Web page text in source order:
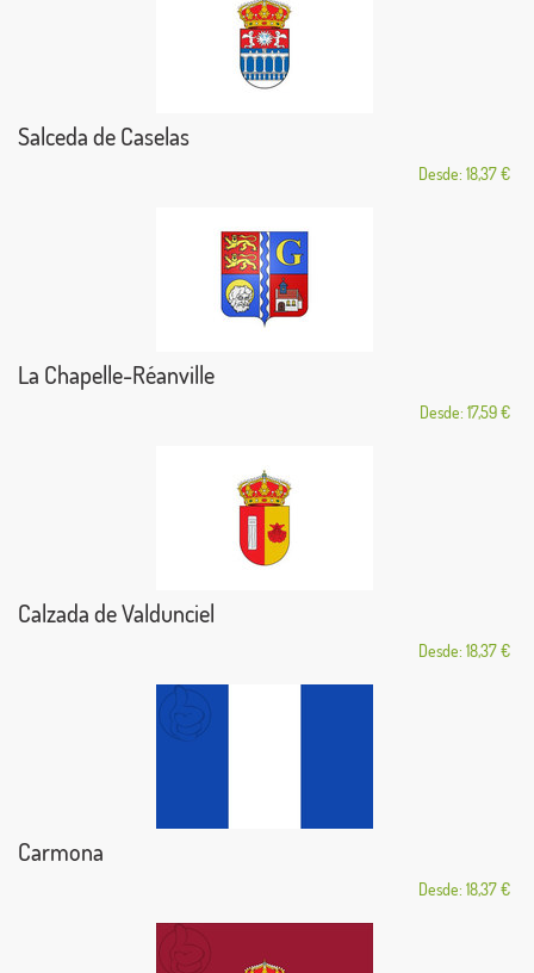
Salceda de Caselas
Desde: 18,37 €
La Chapelle-Réanville
Desde: 17,59 €
Calzada de Valdunciel
Desde: 18,37 €
Carmona
Desde: 18,37 €